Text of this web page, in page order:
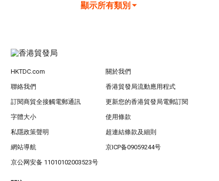
顯示所有類別
HKTDC.com 關於我們
聯絡我們 香港貿發局流動應用程式
訂閱商貿全接觸電郵通訊 更新您的香港貿發局電郵訂閱
字體大小 使用條款
私隱政策聲明 超連結條款及細則
網站導航 京ICP备09059244号
京公网安备 11010102003523号